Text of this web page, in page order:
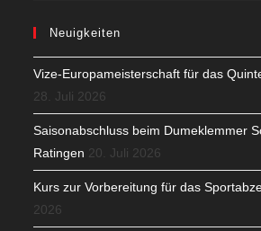
Neuigkeiten
Vize-Europameisterschaft für das
28. Juli 2026
Saisonabschluss beim Dumeklemmer
Ratingen 20. Juli 2026
Kurs zur Vorbereitung für das
2026